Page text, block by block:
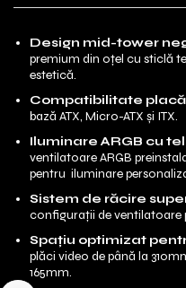
Design mid-tower
premium din oțel cu sticlă
estetică.
Compatibilitate
bază ATX, Micro-ATX și ITX.
Iluminare ARGB cu
ventilatoare ARGB
pentru iluminare
Sistem de răcire
configurații de ventilatoare
Spațiu optimizat
plăci video de până la
165mm.